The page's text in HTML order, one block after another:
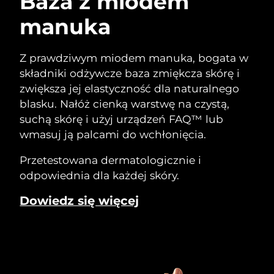
manuka
Z prawdziwym miodem manuka, bogata w
składniki odżywcze baza zmiękcza skórę i
zwiększa jej elastyczność dla naturalnego
blasku. Nałóż cienką warstwę na czystą,
suchą skórę i użyj urządzeń FAQ™ lub
wmasuj ją palcami do wchłonięcia.
Przetestowana dermatologicznie i
odpowiednia dla każdej skóry.
Dowiedz się więcej